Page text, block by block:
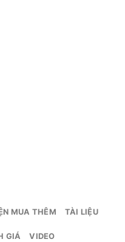
MUA THÊM TÀI LIỆU
GIÁ VIDEO